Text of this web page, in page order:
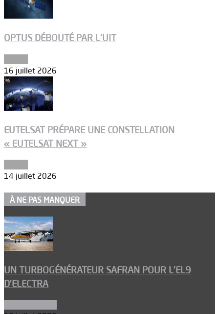
OPTUS DÉBOUTÉ PAR L’UIT
16 juillet 2026
EUTELSAT PRÉPARE UNE CONSTELLATION
« EUTELSAT NEXT »
14 juillet 2026
À NE PAS MANQUER
UN TURBOGÉNÉRATEUR SAFRAN POUR L’EL9
D’ELECTRA